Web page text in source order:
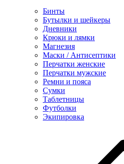
Бинты
Бутылки и шейкеры
Дневники
Крюки и лямки
Магнезия
Маски / Антисептики
Перчатки женские
Перчатки мужские
Ремни и пояса
Сумки
Таблетницы
Футболки
Экипировка